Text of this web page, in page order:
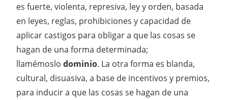
es fuerte, violenta, represiva, ley y orden, basada
en leyes, reglas, prohibiciones y capacidad de
aplicar castigos para obligar a que las cosas se
hagan de una forma determinada;
llamémoslo dominio. La otra forma es blanda,
cultural, disuasiva, a base de incentivos y premios,
para inducir a que las cosas se hagan de una